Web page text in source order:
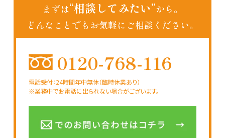
まずは“相談してみたい”から。
どんなことでもお気軽にご相談ください。
0120-768-116
電話受付：24時間年中無休（臨時休業あり）
※業務中でお電話に出られない場合がございます。